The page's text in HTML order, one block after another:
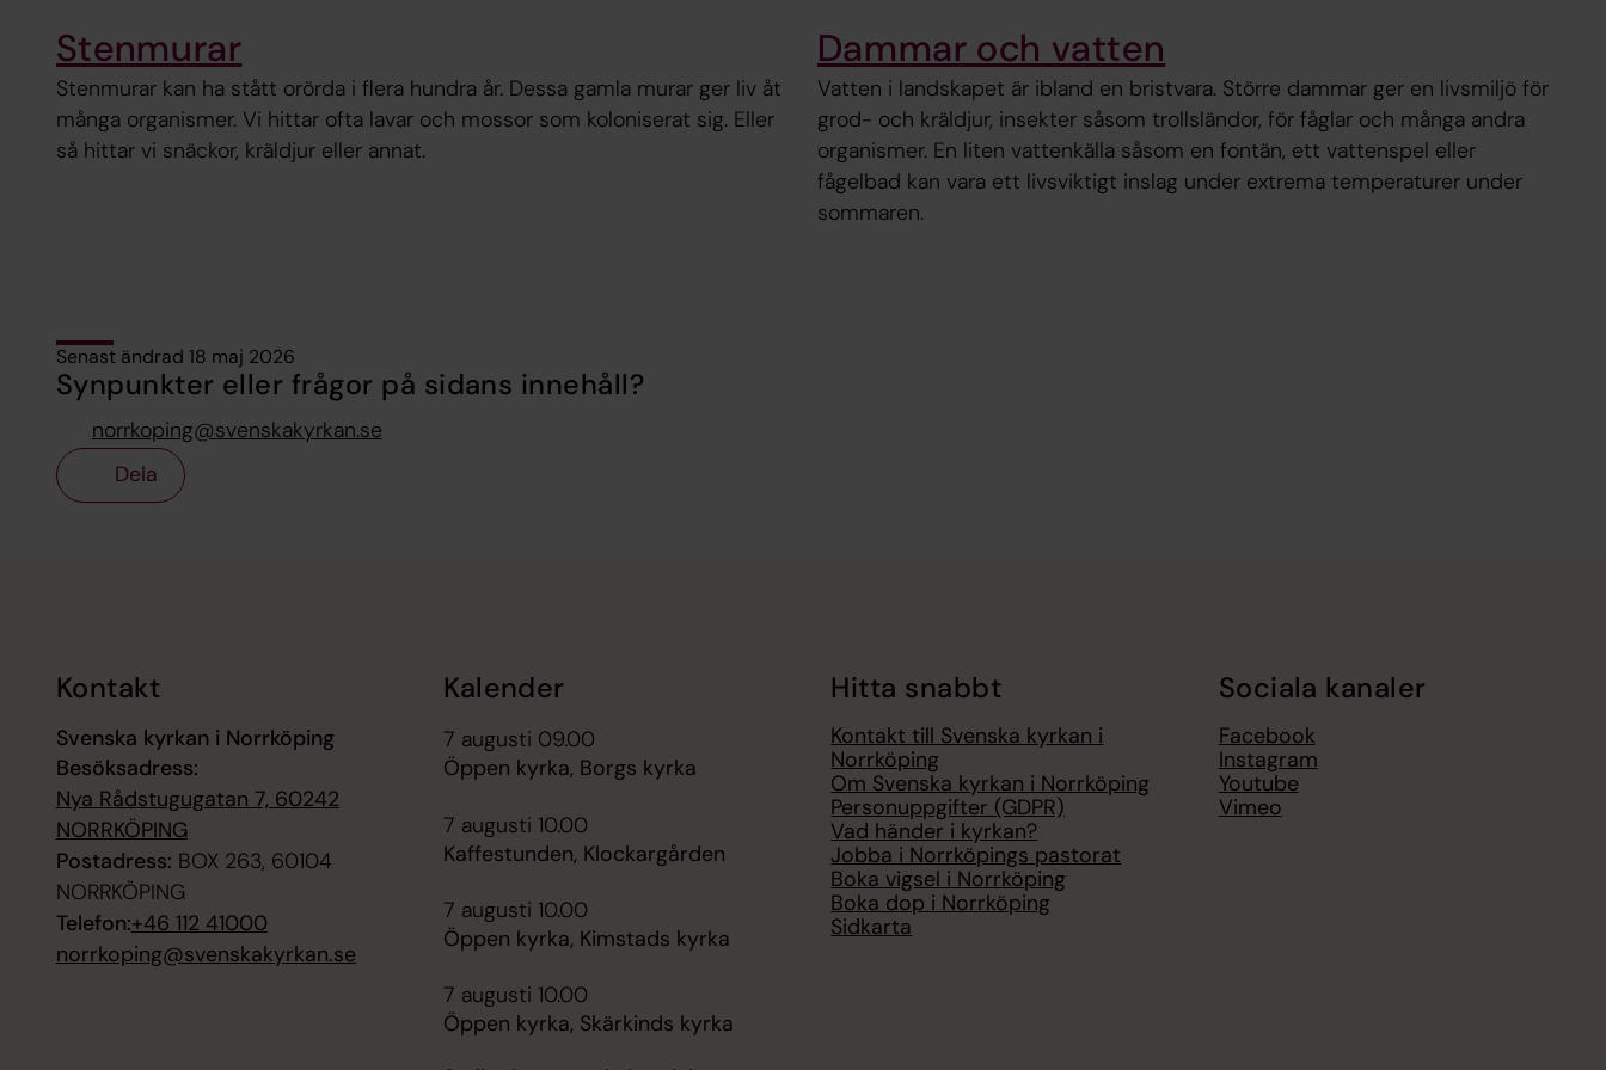
Stenmurar
Stenmurar kan ha stått orörda i flera hundra år. Dessa gamla murar ger liv åt
många organismer. Vi hittar ofta lavar och mossor som koloniserat sig. Eller
så hittar vi snäckor, kräldjur eller annat.
Dammar och vatten
Vatten i landskapet är ibland en bristvara. Större dammar ger en livsmiljö för
grod- och kräldjur, insekter såsom trollsländor, för fåglar och många andra
organismer. En liten vattenkälla såsom en fontän, ett vattenspel eller
fågelbad kan vara ett livsviktigt inslag under extrema temperaturer under
sommaren.
Senast ändrad 18 maj 2026
Synpunkter eller frågor på sidans innehåll?
norrkoping@svenskakyrkan.se
Dela
Kontakt
Svenska kyrkan i Norrköping
Besöksadress:
Nya Rådstugugatan 7, 60242
NORRKÖPING
Postadress: BOX 263, 60104
NORRKÖPING
Telefon:+46 112 41000
norrkoping@svenskakyrkan.se
Kalender
7 augusti 09.00
Öppen kyrka, Borgs kyrka
7 augusti 10.00
Kaffestunden, Klockargården
7 augusti 10.00
Öppen kyrka, Kimstads kyrka
7 augusti 10.00
Öppen kyrka, Skärkinds kyrka
Hitta snabbt
Kontakt till Svenska kyrkan i
Norrköping
Om Svenska kyrkan i Norrköping
Personuppgifter (GDPR)
Vad händer i kyrkan?
Jobba i Norrköpings pastorat
Boka vigsel i Norrköping
Boka dop i Norrköping
Sidkarta
Sociala kanaler
Facebook
Instagram
Youtube
Vimeo